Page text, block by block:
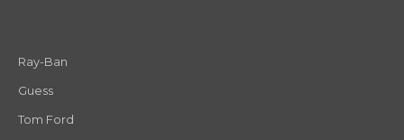
Ray-Ban
Guess
Tom Ford